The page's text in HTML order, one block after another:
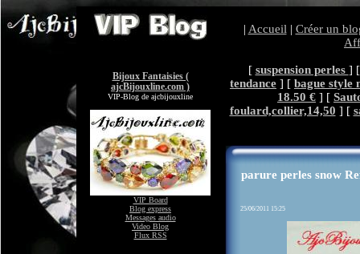
Bijoux Fantaisies (
ajcBijouxline.com )
VIP-Blog de ajcbijouxline
VIP Board
Blog express
Messages audio
Video Blog
Flux RSS
| Accueil | Créer un
[ suspension perles ]
tendance ] [ bague style
18.50 € ] [
foulard,collier,14,50 ] [
parure perles snow
25/06/2011 15:25